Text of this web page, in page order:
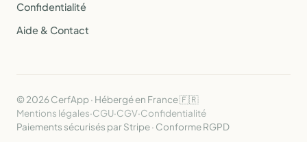
Confidentialité
Aide & Contact
© 2026 CerfApp · Hébergé en France 🇫🇷
Mentions légales·CGU·CGV·Confidentialité
Paiements sécurisés par Stripe · Conforme RGPD